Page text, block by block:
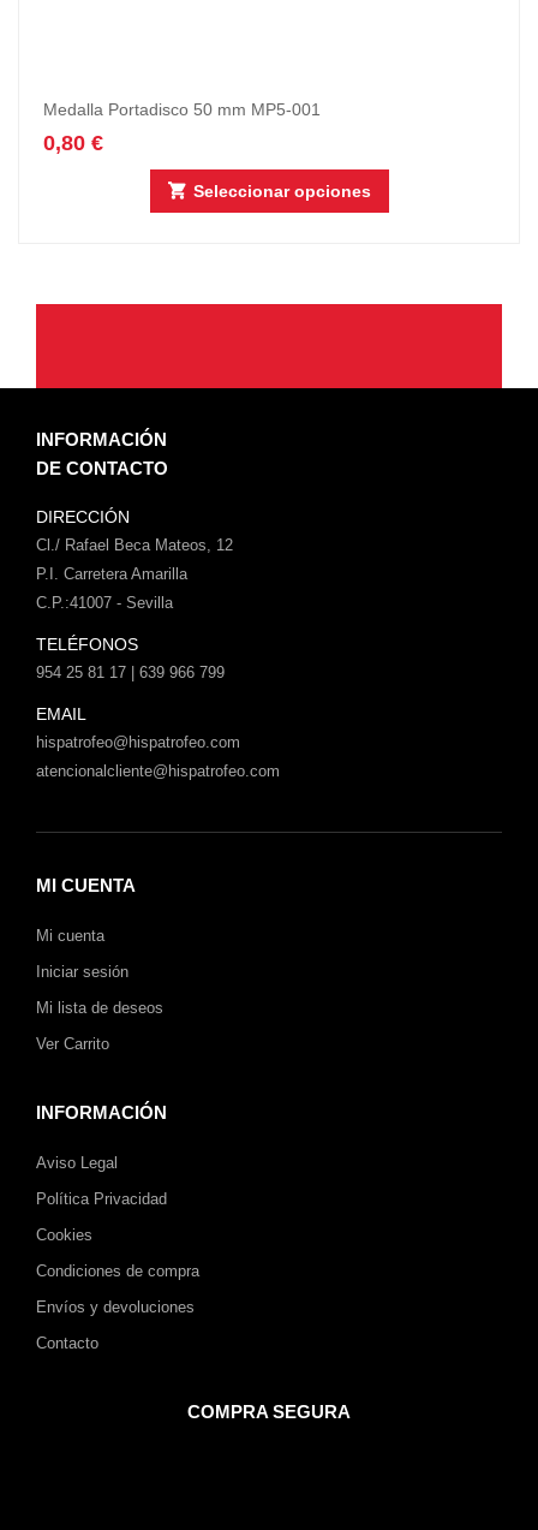
Medalla Portadisco 50 mm MP5-001
0,80 €
Seleccionar opciones
INFORMACIÓN
DE CONTACTO
DIRECCIÓN
Cl./ Rafael Beca Mateos, 12
P.I. Carretera Amarilla
C.P.:41007 - Sevilla
TELÉFONOS
954 25 81 17 | 639 966 799
EMAIL
hispatrofeo@hispatrofeo.com
atencionalcliente@hispatrofeo.com
MI CUENTA
Mi cuenta
Iniciar sesión
Mi lista de deseos
Ver Carrito
INFORMACIÓN
Aviso Legal
Política Privacidad
Cookies
Condiciones de compra
Envíos y devoluciones
Contacto
COMPRA SEGURA